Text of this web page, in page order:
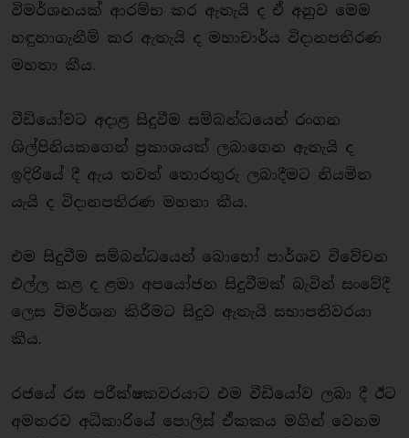
විමර්ශනයක් ආරම්භ කර ඇතැයි ද ඒ අනුව මෙම
හඳුනාගැනීම් කර ඇතැයි ද මහාචාර්ය විදානපතිරණ
මහතා කීය.
වීඩියෝවට අදාළ සිදුවීම සම්බන්ධයෙන් රංගන
ශිල්පිනියකගෙන් ප්‍රකාශයක් ලබාගෙන ඇතැයි ද
ඉදිරියේ දී ඇය තවත් තොරතුරු ලබාදීමට නියමිත
යැයි ද විදානපතිරණ මහතා කීය.
එම සිදුවීම සම්බන්ධයෙන් බොහෝ පාර්ශව විවේචන
එල්ල කළ ද ළමා අපයෝජන සිදුවීමක් බැවින් සංවේදී
ලෙස විමර්ශන කිරීමට සිදුව ඇතැයි සභාපතිවරයා
කීය.
රජයේ රස පරීක්ෂකවරයාට එම වීඩියෝව ලබා දී ඊට
අමතරව අධිකාරියේ පොලිස් ඒකකය මගින් වෙනම